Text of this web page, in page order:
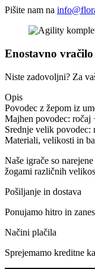
Pišite nam na
Enostavno
Niste zadovoljni? Za
Opis
Povodec z žepom iz
Majhen povodec: ročaj
Srednje velik povodec:
Materiali, velikosti in
Naše igrače so
žogami različnih
Pošiljanje in dostava
Ponujamo hitro in
Načini plačila
Sprejemamo kreditne